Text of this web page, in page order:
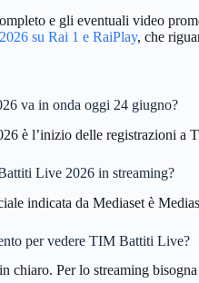
e gli eventuali video
su Rai 1 e RaiPlay, che
va in onda oggi 24 giugno?
è l’inizio delle registrazioni a
Live 2026 in streaming?
indicata da Mediaset è
per vedere TIM Battiti Live?
chiaro. Per lo streaming